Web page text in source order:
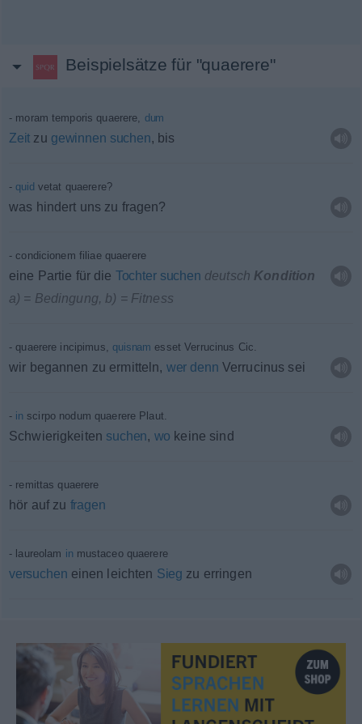
Beispielsätze für "quaerere"
moram temporis quaerere, dum
Zeit zu gewinnen suchen, bis
quid vetat quaerere?
was hindert uns zu fragen?
condicionem filiae quaerere
eine Partie für die Tochter suchen deutsch Kondition
a) = Bedingung, b) = Fitness
quaerere incipimus,quisnam esset Verrucinus Cic.
wir begannen zu ermitteln, wer denn Verrucinus sei
in scirpo nodum quaerere Plaut.
Schwierigkeiten suchen, wo keine sind
remittas quaerere
hör auf zu fragen
laureolam in mustaceo quaerere
versuchen einen leichten Sieg zu erringen